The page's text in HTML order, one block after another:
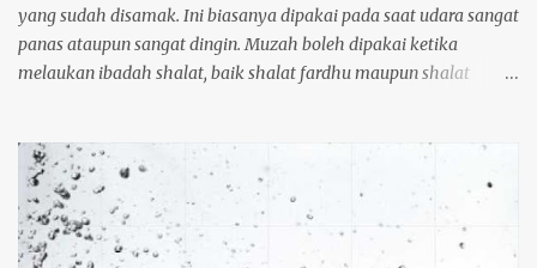
yang sudah disamak. Ini biasanya dipakai pada saat udara sangat
panas ataupun sangat dingin. Muzah boleh dipakai ketika
melaukan ibadah shalat, baik shalat fardhu maupun shalat
diusap saja. Adapun kriteria muzah yang bioleh dan sah dipakai
adalah sebagai berikut: Pertama muzah tersebut harus kuat.
Muzah yang boleh dipakai tanpa harus melepasnya ketika akan
meakukaan wudhu atau ibadah haruslah kuat. Dan tidak